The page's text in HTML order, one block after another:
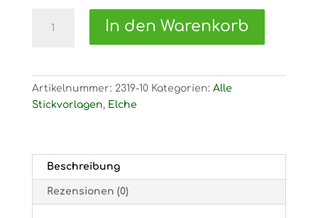
Stickvorlage
In den Warenkorb
Artikelnummer: 2319-10 Kategorien: Alle
Stickvorlagen, Elche
Beschreibung
Rezensionen (0)